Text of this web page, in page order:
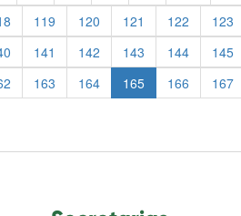
119 120 121 122
123
141 142 143 144
145
163 164 165 166 167